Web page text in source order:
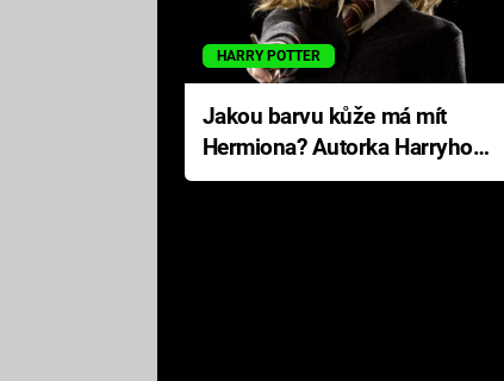
HARRY POTTER
Jakou barvu kůže má mít
Hermiona? Autorka Harryho
Pottera přišla s ráznou